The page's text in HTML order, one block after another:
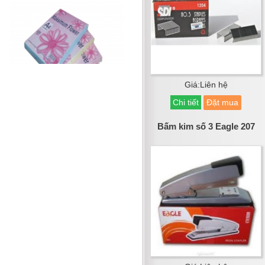
Giá:Liên hệ
Chi tiết
Đặt mua
Bấm kim số 3 Eagle 207